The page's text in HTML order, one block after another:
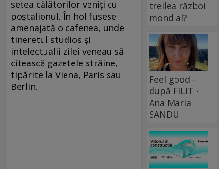
setea călătorilor veniţi cu
poştalionul. În hol fusese
amenajată o cafenea, unde
tineretul studios şi
intelectualii zilei veneau să
citească gazetele străine,
tipărite la Viena, Paris sau
Berlin.
treilea război
mondial?
Feel good -
după FILIT -
Ana Maria
SANDU